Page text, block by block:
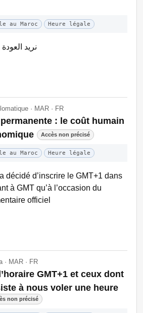
au Maroc Heure légale
نريد
· MAR · FR
permanente : le coût humain
Accès non précisé
au Maroc Heure légale
décidé d’inscrire le GMT+1 dans
à GMT qu’à l’occasion du
officiel
· MAR · FR
GMT+1 et ceux dont
à nous voler une heure
non précisé